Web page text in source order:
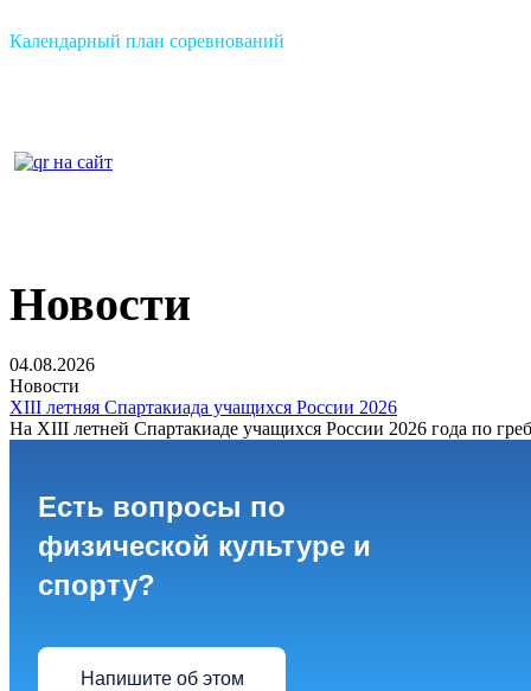
Календарный план соревнований
Новости
04.08.2026
Новости
XIII летняя Спартакиада учащихся России 2026
На XIII летней Спартакиаде учащихся России 2026 года по
Есть вопросы по
физической культуре и
спорту?
Напишите об этом